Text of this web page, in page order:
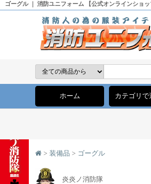
ゴーグル ｜ 消防ユニフォーム 【公式オンラインショッ
ホーム カテゴリで
> 装備品 > ゴーグル
炎炎ノ消防隊